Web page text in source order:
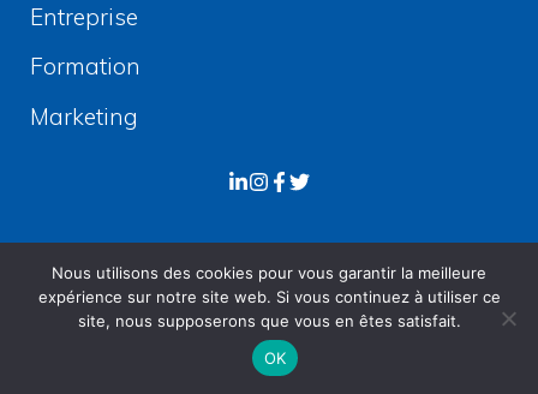
Entreprise
Formation
Marketing
Les Articles récents:
Les 15 marques célèbres commençant par g
qui dominent leur secteur
Nous utilisons des cookies pour vous garantir la meilleure
expérience sur notre site web. Si vous continuez à utiliser ce
site, nous supposerons que vous en êtes satisfait.
OK